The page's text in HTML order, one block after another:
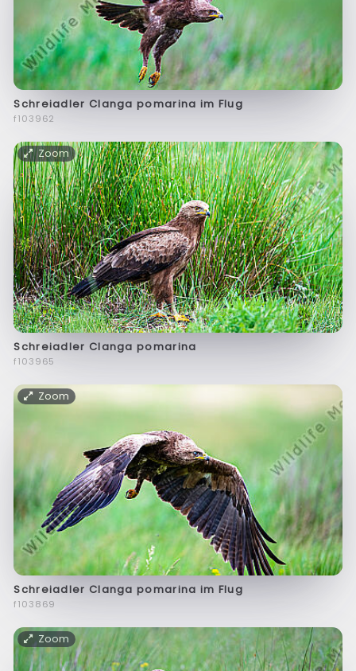
Schreiadler Clanga pomarina im Flug
f103962
Zoom
Schreiadler Clanga pomarina
f103965
Zoom
Schreiadler Clanga pomarina im Flug
f103869
Zoom